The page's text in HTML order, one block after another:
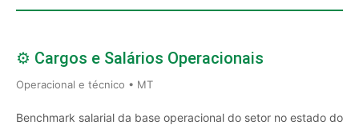
⚙️ Cargos e Salários Operacionais
Operacional e técnico • MT
Benchmark salarial da base operacional do setor no estado do